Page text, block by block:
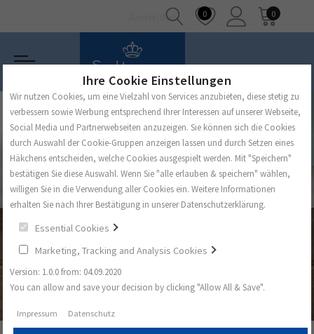
Anmelden 0 0
Ihre Cookie Einstellungen
Wir nutzen Cookies, um eine Vielzahl von Services anzubieten, diese stetig zu
verbessern sowie Werbung entsprechend Ihrer Interessen auf unserer Webseite,
Social Media und Partnerwebseiten anzuzeigen. Sie können sich die Cookies
durch Auswahl der Cookie-Gruppen anzeigen lassen und durch Setzen eines
Häkchens entscheiden, welche Cookies ausgespielt werden. Mit "Speichern"
bestätigen Sie diese Auswahl. Wenn Sie "alle erlauben & speichern" wählen,
willigen Sie in die Verwendung aller Cookies ein. Weitere Informationen
erhalten Sie nach Ihrer Bestätigung in unserer Datenschutzerklärung.
Essential Cookies
Marketing, Tracking and Analysis Cookies
Version: 1.0.0 from: 04.09.2020
You can allow and save your decision by clicking "Allow All & Save".
Impressum Datenschutz